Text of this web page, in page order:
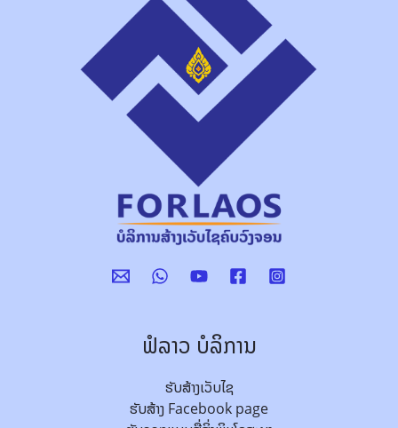
ຟໍລາວ ບໍລິການ
ຮັບສ້າງເວັບໄຊ
ຮັບສ້າງ Facebook page